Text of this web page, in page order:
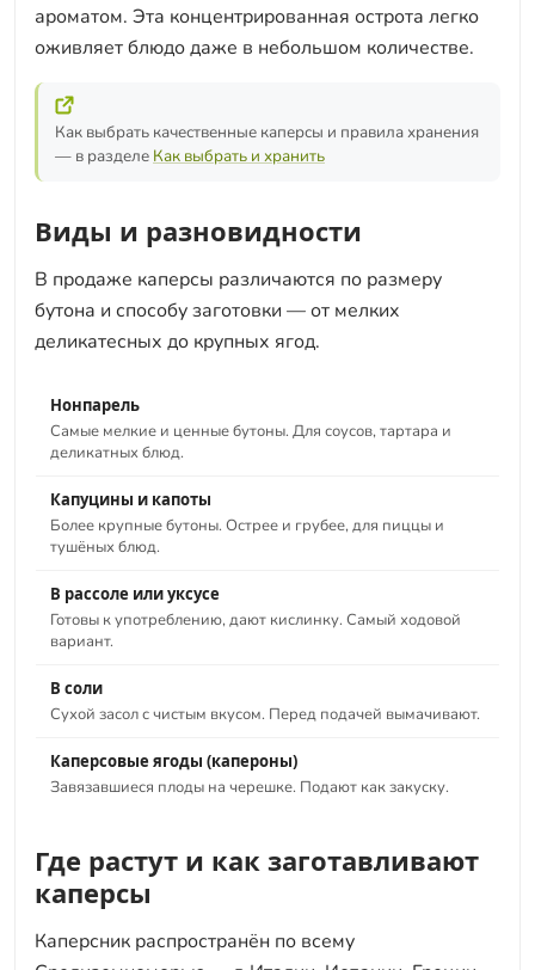
ароматом. Эта концентрированная острота легко
оживляет блюдо даже в небольшом количестве.
Как выбрать качественные каперсы и правила хранения
— в разделе Как выбрать и хранить
Виды и разновидности
В продаже каперсы различаются по размеру
бутона и способу заготовки — от мелких
деликатесных до крупных ягод.
Нонпарель
Самые мелкие и ценные бутоны. Для соусов, тартара и
деликатных блюд.
Капуцины и капоты
Более крупные бутоны. Острее и грубее, для пиццы и
тушёных блюд.
В рассоле или уксусе
Готовы к употреблению, дают кислинку. Самый ходовой
вариант.
В соли
Сухой засол с чистым вкусом. Перед подачей вымачивают.
Каперсовые ягоды (капероны)
Завязавшиеся плоды на черешке. Подают как закуску.
Где растут и как заготавливают
каперсы
Каперсник распространён по всему